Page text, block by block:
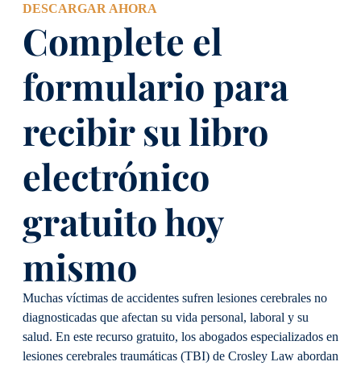
DESCARGAR AHORA
Complete el
formulario para
recibir su libro
electrónico
gratuito hoy
mismo
Muchas víctimas de accidentes sufren lesiones cerebrales no
diagnosticadas que afectan su vida personal, laboral y su
salud. En este recurso gratuito, los abogados especializados en
lesiones cerebrales traumáticas (TBI) de Crosley Law abordan